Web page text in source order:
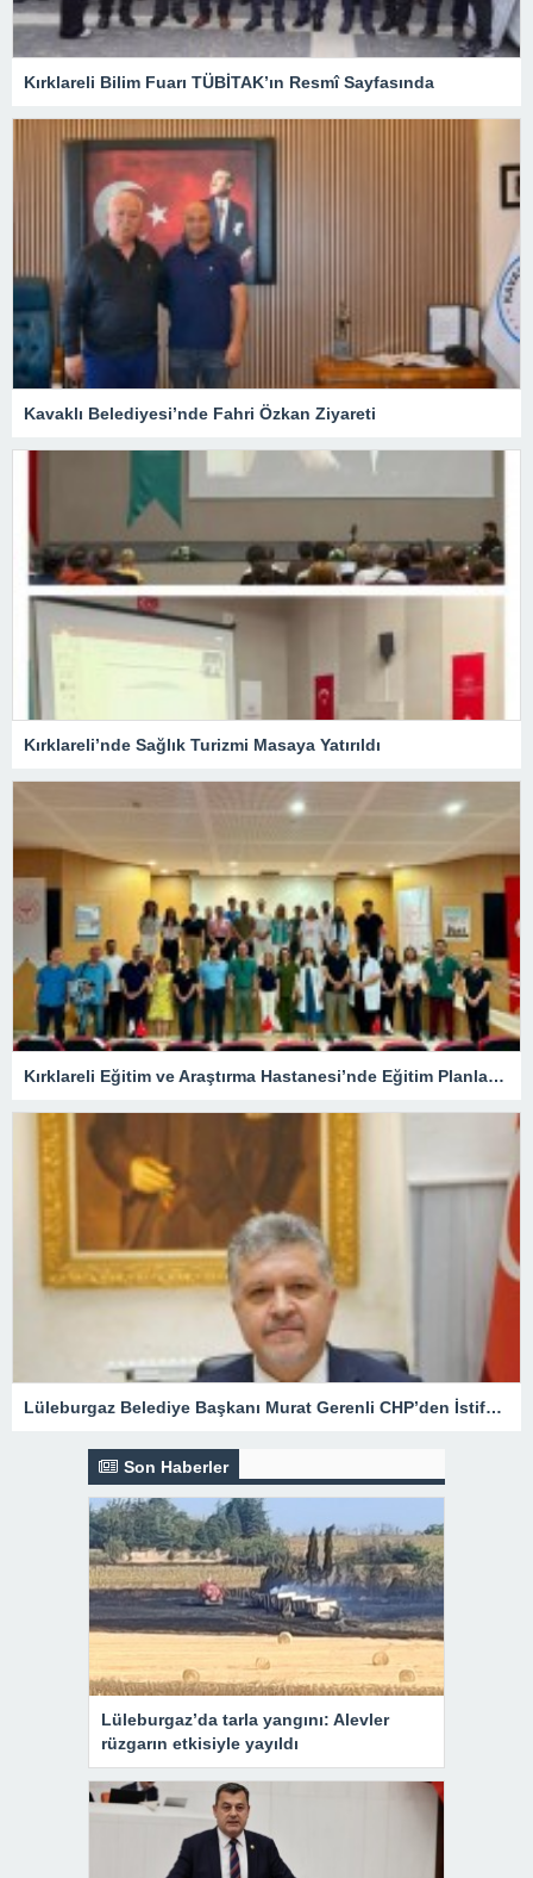
Kırklareli Bilim Fuarı TÜBİTAK’ın Resmî Sayfasında
Kavaklı Belediyesi’nde Fahri Özkan Ziyareti
Kırklareli’nde Sağlık Turizmi Masaya Yatırıldı
Kırklareli Eğitim ve Araştırma Hastanesi’nde Eğitim Planlaması Masaya Yatırıldı
Lüleburgaz Belediye Başkanı Murat Gerenli CHP’den İstifa Etti
Son Haberler
Lüleburgaz’da tarla yangını: Alevler
rüzgarın etkisiyle yayıldı